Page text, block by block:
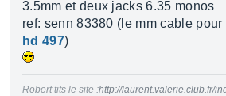
3.5mm et deux jacks 6.35 monos
ref: senn 83380 (le mm cable
hd 497)
Robert tits le site :http://laurent.valerie.club.fr/